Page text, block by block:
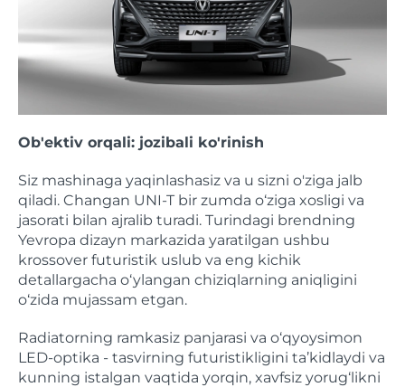
Ob'ektiv orqali: jozibali ko'rinish
Siz mashinaga yaqinlashasiz va u sizni o'ziga jalb
qiladi. Changan UNI-T bir zumda o‘ziga xosligi va
jasorati bilan ajralib turadi. Turindagi brendning
Yevropa dizayn markazida yaratilgan ushbu
krossover futuristik uslub va eng kichik
detallargacha o‘ylangan chiziqlarning aniqligini
o‘zida mujassam etgan.
Radiatorning ramkasiz panjarasi va o‘qyoysimon
LED-optika - tasvirning futuristikligini ta’kidlaydi va
kunning istalgan vaqtida yorqin, xavfsiz yorug‘likni